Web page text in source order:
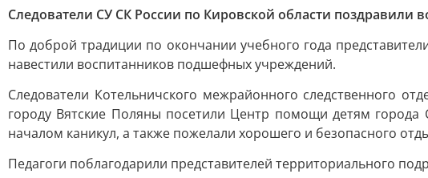
Следователи СУ СК России по Кировской области
По доброй традиции по окончании учебного года
навестили воспитанников подшефных учреждений.
Следователи Котельничского межрайонного следственного
городу Вятские Поляны посетили Центр помощи детям
началом каникул, а также пожелали хорошего и безопасного
Педагоги поблагодарили представителей территориального